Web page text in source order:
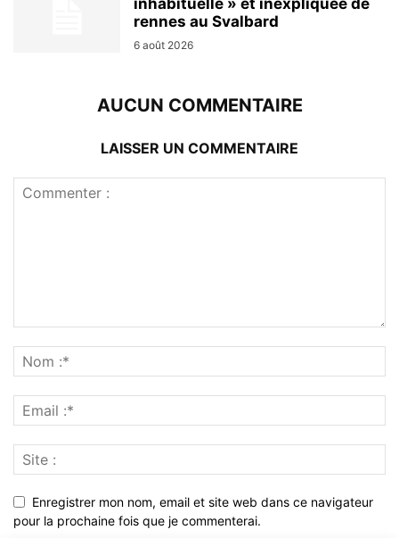
inhabituelle » et inexpliquée de
rennes au Svalbard
6 août 2026
AUCUN COMMENTAIRE
LAISSER UN COMMENTAIRE
Enregistrer mon nom, email et site web dans ce navigateur
pour la prochaine fois que je commenterai.